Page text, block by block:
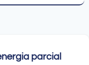
parcial